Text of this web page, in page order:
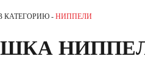
КАТЕГОРИЮ - НИППЕЛИ